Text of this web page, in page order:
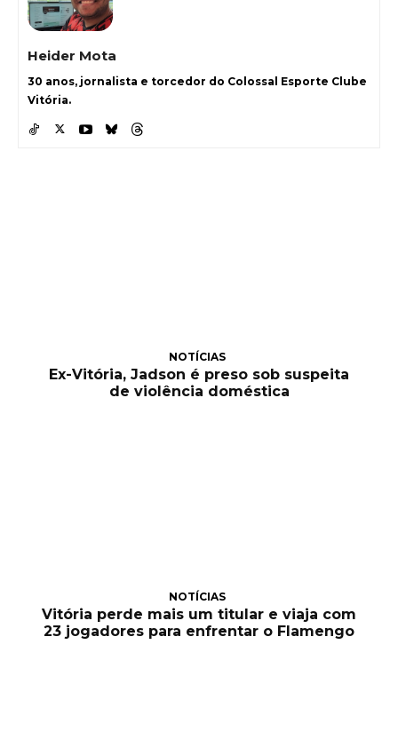
Heider Mota
30 anos, jornalista e torcedor do Colossal Esporte Clube
Vitória.
NOTÍCIAS
Ex-Vitória, Jadson é preso sob suspeita
de violência doméstica
NOTÍCIAS
Vitória perde mais um titular e viaja com
23 jogadores para enfrentar o Flamengo